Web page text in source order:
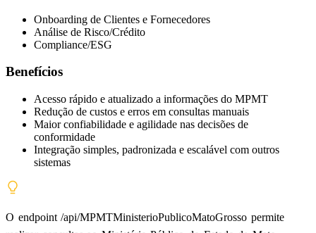
Onboarding de Clientes e Fornecedores
Análise de Risco/Crédito
Compliance/ESG
Benefícios
Acesso rápido e atualizado a informações do MPMT
Redução de custos e erros em consultas manuais
Maior confiabilidade e agilidade nas decisões de
conformidade
Integração simples, padronizada e escalável com outros
sistemas
O endpoint /api/MPMTMinisterioPublicoMatoGrosso permite